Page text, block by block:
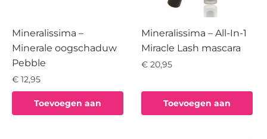
Mineralissima –
Minerale oogschaduw
Pebble
€ 12,95
Toevoegen aan
Mineralissima – All-In-1
Miracle Lash mascara
€ 20,95
Toevoegen aan